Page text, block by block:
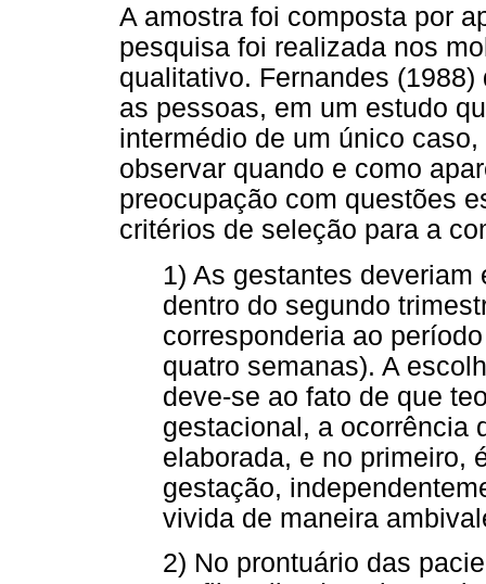
A amostra foi composta por
pesquisa foi realizada nos
qualitativo. Fernandes
as pessoas, em um estudo
intermédio de um único
observar quando e como
preocupação com questões
critérios de seleção para a
1) As gestantes
dentro do segundo
corresponderia ao
quatro semanas). A
deve-se ao fato de que
gestacional, a ocorrência
elaborada, e no primeiro,
gestação,
vivida de maneira
2) No prontuário das